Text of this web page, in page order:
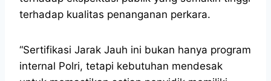
terhadap kualitas penanganan perkara.
“Sertifikasi Jarak Jauh ini bukan hanya program
internal Polri, tetapi kebutuhan mendesak